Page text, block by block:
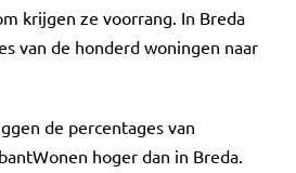
krijgen ze voorrang. In Breda
van de honderd woningen naar
de percentages van
hoger dan in Breda.